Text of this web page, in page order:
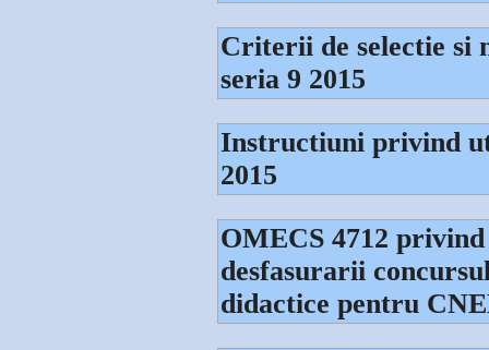
Criterii de selectie si
seria 9 2015
Instructiuni privind
2015
OMECS 4712
desfasurarii
didactice pentru